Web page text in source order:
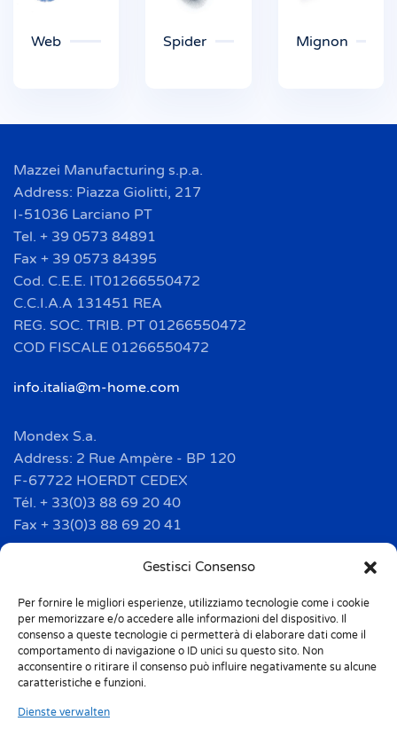
Gestisci Consenso
Per fornire le migliori esperienze, utilizziamo tecnologie come i cookie
per memorizzare e/o accedere alle informazioni del dispositivo. Il
consenso a queste tecnologie ci permetterà di elaborare dati come il
comportamento di navigazione o ID unici su questo sito. Non
acconsentire o ritirare il consenso può influire negativamente su alcune
caratteristiche e funzioni.
Dienste verwalten
Web Spider Mignon
Mazzei Manufacturing s.p.a.
Address: Piazza Giolitti, 217
I-51036 Larciano PT
Tel. + 39 0573 84891
Fax + 39 0573 84395
Cod. C.E.E. IT01266550472
C.C.I.A.A 131451 REA
REG. SOC. TRIB. PT 01266550472
COD FISCALE 01266550472
info.italia@m-home.com
Mondex S.a.
Address: 2 Rue Ampère - BP 120
F-67722 HOERDT CEDEX
Tél. + 33(0)3 88 69 20 40
Fax + 33(0)3 88 69 20 41
info.france@m-home.com
Mondex Menaje España S.a.
Address: Ctra de Girona, km. 101.5
E-17160 Angles (Girona)
Tel. + 34 9 72 42 32 50